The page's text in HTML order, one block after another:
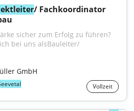
/ Fachkoordinator
sicher zum Erfolg zu führen?
GmbH
Vollzeit